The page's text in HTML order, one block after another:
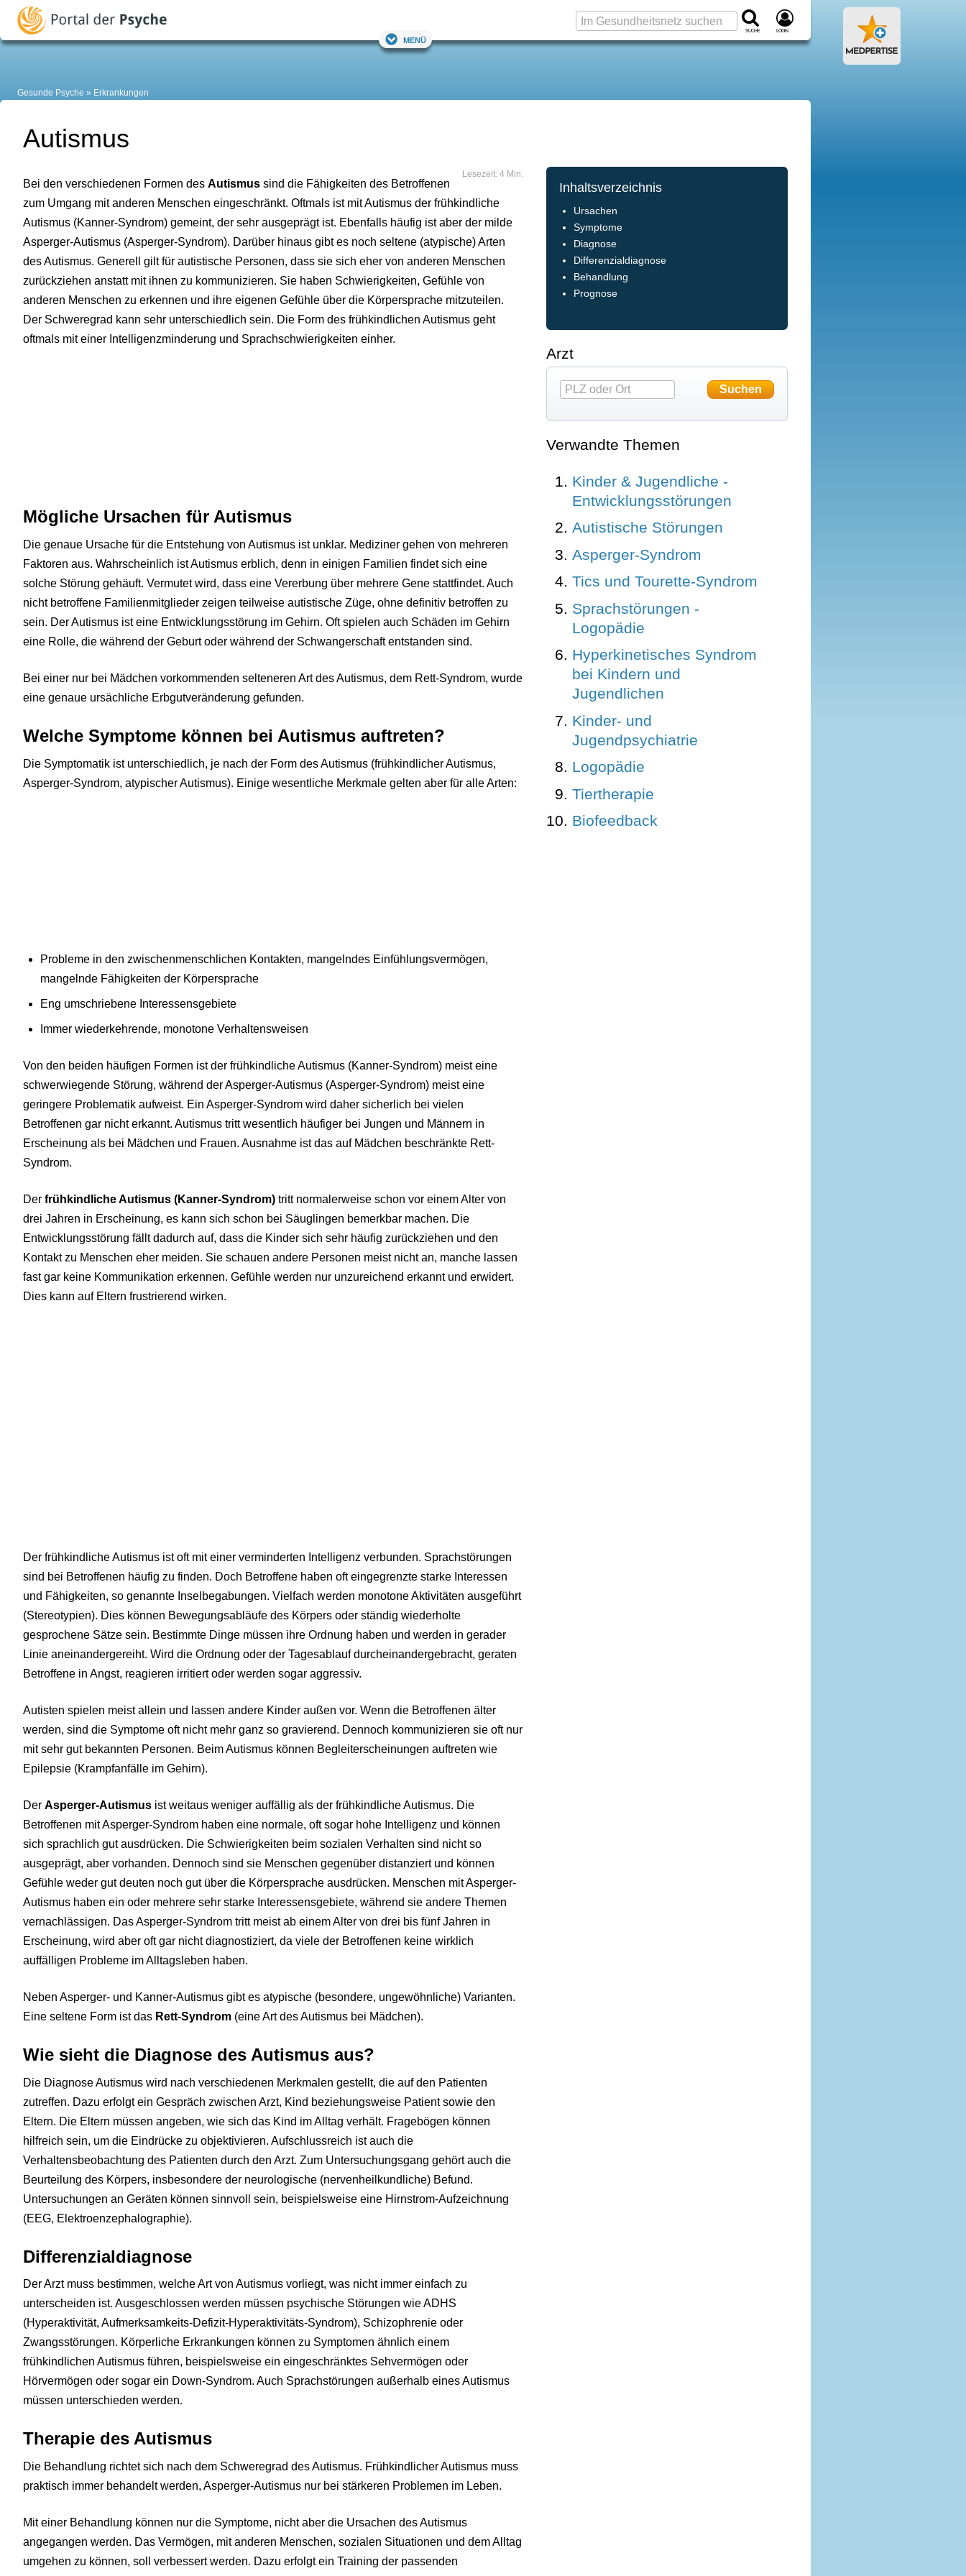
Suche Login
Menü
Gesunde Psyche Erkrankungen
Autismus
Lesezeit: 4 Min.
Bei den verschiedenen Formen des Autismus sind die Fähigkeiten des Betroffenen
zum Umgang mit anderen Menschen eingeschränkt. Oftmals ist mit Autismus der frühkindliche
Autismus (Kanner-Syndrom) gemeint, der sehr ausgeprägt ist. Ebenfalls häufig ist aber der milde
Asperger-Autismus (Asperger-Syndrom). Darüber hinaus gibt es noch seltene (atypische) Arten
des Autismus. Generell gilt für autistische Personen, dass sie sich eher von anderen Menschen
zurückziehen anstatt mit ihnen zu kommunizieren. Sie haben Schwierigkeiten, Gefühle von
anderen Menschen zu erkennen und ihre eigenen Gefühle über die Körpersprache mitzuteilen.
Der Schweregrad kann sehr unterschiedlich sein. Die Form des frühkindlichen Autismus geht
oftmals mit einer Intelligenzminderung und Sprachschwierigkeiten einher.
Mögliche Ursachen für Autismus
Die genaue Ursache für die Entstehung von Autismus ist unklar. Mediziner gehen von mehreren
Faktoren aus. Wahrscheinlich ist Autismus erblich, denn in einigen Familien findet sich eine
solche Störung gehäuft. Vermutet wird, dass eine Vererbung über mehrere Gene stattfindet. Auch
nicht betroffene Familienmitglieder zeigen teilweise autistische Züge, ohne definitiv betroffen zu
sein. Der Autismus ist eine Entwicklungsstörung im Gehirn. Oft spielen auch Schäden im Gehirn
eine Rolle, die während der Geburt oder während der Schwangerschaft entstanden sind.
Bei einer nur bei Mädchen vorkommenden selteneren Art des Autismus, dem Rett-Syndrom, wurde
eine genaue ursächliche Erbgutveränderung gefunden.
Welche Symptome können bei Autismus auftreten?
Die Symptomatik ist unterschiedlich, je nach der Form des Autismus (frühkindlicher Autismus,
Asperger-Syndrom, atypischer Autismus). Einige wesentliche Merkmale gelten aber für alle Arten:
Probleme in den zwischenmenschlichen Kontakten, mangelndes Einfühlungsvermögen,
mangelnde Fähigkeiten der Körpersprache
Eng umschriebene Interessensgebiete
Immer wiederkehrende, monotone Verhaltensweisen
Von den beiden häufigen Formen ist der frühkindliche Autismus (Kanner-Syndrom) meist eine
schwerwiegende Störung, während der Asperger-Autismus (Asperger-Syndrom) meist eine
geringere Problematik aufweist. Ein Asperger-Syndrom wird daher sicherlich bei vielen
Betroffenen gar nicht erkannt. Autismus tritt wesentlich häufiger bei Jungen und Männern in
Erscheinung als bei Mädchen und Frauen. Ausnahme ist das auf Mädchen beschränkte Rett-
Syndrom.
Der frühkindliche Autismus (Kanner-Syndrom) tritt normalerweise schon vor einem Alter von
drei Jahren in Erscheinung, es kann sich schon bei Säuglingen bemerkbar machen. Die
Entwicklungsstörung fällt dadurch auf, dass die Kinder sich sehr häufig zurückziehen und den
Kontakt zu Menschen eher meiden. Sie schauen andere Personen meist nicht an, manche lassen
fast gar keine Kommunikation erkennen. Gefühle werden nur unzureichend erkannt und erwidert.
Dies kann auf Eltern frustrierend wirken.
Der frühkindliche Autismus ist oft mit einer verminderten Intelligenz verbunden. Sprachstörungen
sind bei Betroffenen häufig zu finden. Doch Betroffene haben oft eingegrenzte starke Interessen
und Fähigkeiten, so genannte Inselbegabungen. Vielfach werden monotone Aktivitäten ausgeführt
(Stereotypien). Dies können Bewegungsabläufe des Körpers oder ständig wiederholte
gesprochene Sätze sein. Bestimmte Dinge müssen ihre Ordnung haben und werden in gerader
Linie aneinandergereiht. Wird die Ordnung oder der Tagesablauf durcheinandergebracht, geraten
Betroffene in Angst, reagieren irritiert oder werden sogar aggressiv.
Autisten spielen meist allein und lassen andere Kinder außen vor. Wenn die Betroffenen älter
werden, sind die Symptome oft nicht mehr ganz so gravierend. Dennoch kommunizieren sie oft nur
mit sehr gut bekannten Personen. Beim Autismus können Begleiterscheinungen auftreten wie
Epilepsie (Krampfanfälle im Gehirn).
Der Asperger-Autismus ist weitaus weniger auffällig als der frühkindliche Autismus. Die
Betroffenen mit Asperger-Syndrom haben eine normale, oft sogar hohe Intelligenz und können
sich sprachlich gut ausdrücken. Die Schwierigkeiten beim sozialen Verhalten sind nicht so
ausgeprägt, aber vorhanden. Dennoch sind sie Menschen gegenüber distanziert und können
Gefühle weder gut deuten noch gut über die Körpersprache ausdrücken. Menschen mit Asperger-
Autismus haben ein oder mehrere sehr starke Interessensgebiete, während sie andere Themen
vernachlässigen. Das Asperger-Syndrom tritt meist ab einem Alter von drei bis fünf Jahren in
Erscheinung, wird aber oft gar nicht diagnostiziert, da viele der Betroffenen keine wirklich
auffälligen Probleme im Alltagsleben haben.
Neben Asperger- und Kanner-Autismus gibt es atypische (besondere, ungewöhnliche) Varianten.
Eine seltene Form ist das Rett-Syndrom (eine Art des Autismus bei Mädchen).
Wie sieht die Diagnose des Autismus aus?
Die Diagnose Autismus wird nach verschiedenen Merkmalen gestellt, die auf den Patienten
zutreffen. Dazu erfolgt ein Gespräch zwischen Arzt, Kind beziehungsweise Patient sowie den
Eltern. Die Eltern müssen angeben, wie sich das Kind im Alltag verhält. Fragebögen können
hilfreich sein, um die Eindrücke zu objektivieren. Aufschlussreich ist auch die
Verhaltensbeobachtung des Patienten durch den Arzt. Zum Untersuchungsgang gehört auch die
Beurteilung des Körpers, insbesondere der neurologische (nervenheilkundliche) Befund.
Untersuchungen an Geräten können sinnvoll sein, beispielsweise eine Hirnstrom-Aufzeichnung
(EEG, Elektroenzephalographie).
Differenzialdiagnose
Der Arzt muss bestimmen, welche Art von Autismus vorliegt, was nicht immer einfach zu
unterscheiden ist. Ausgeschlossen werden müssen psychische Störungen wie ADHS
(Hyperaktivität, Aufmerksamkeits-Defizit-Hyperaktivitäts-Syndrom), Schizophrenie oder
Zwangsstörungen. Körperliche Erkrankungen können zu Symptomen ähnlich einem
frühkindlichen Autismus führen, beispielsweise ein eingeschränktes Sehvermögen oder
Hörvermögen oder sogar ein Down-Syndrom. Auch Sprachstörungen außerhalb eines Autismus
müssen unterschieden werden.
Therapie des Autismus
Die Behandlung richtet sich nach dem Schweregrad des Autismus. Frühkindlicher Autismus muss
praktisch immer behandelt werden, Asperger-Autismus nur bei stärkeren Problemen im Leben.
Mit einer Behandlung können nur die Symptome, nicht aber die Ursachen des Autismus
angegangen werden. Das Vermögen, mit anderen Menschen, sozialen Situationen und dem Alltag
umgehen zu können, soll verbessert werden. Dazu erfolgt ein Training der passenden
Inhaltsverzeichnis
Ursachen
Symptome
Diagnose
Differenzialdiagnose
Behandlung
Prognose
Arzt
Verwandte Themen
Kinder & Jugendliche -
Entwicklungsstörungen
Autistische Störungen
Asperger-Syndrom
Tics und Tourette-Syndrom
Sprachstörungen -
Logopädie
Hyperkinetisches Syndrom
bei Kindern und
Jugendlichen
Kinder- und
Jugendpsychiatrie
Logopädie
Tiertherapie
Biofeedback